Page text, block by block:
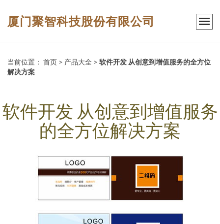
厦门聚智科技股份有限公司
当前位置： 首页 > 产品大全 > 软件开发 从创意到增值服务的全方位
解决方案
软件开发 从创意到增值服务
的全方位解决方案